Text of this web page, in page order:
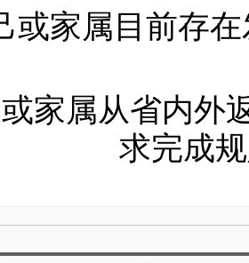
或家属目前存
家属从省内外
求完成